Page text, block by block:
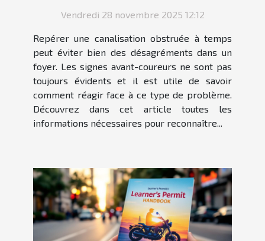
Vendredi 28 novembre 2025 12:12
Repérer une canalisation obstruée à temps
peut éviter bien des désagréments dans un
foyer. Les signes avant-coureurs ne sont pas
toujours évidents et il est utile de savoir
comment réagir face à ce type de problème.
Découvrez dans cet article toutes les
informations nécessaires pour reconnaître...